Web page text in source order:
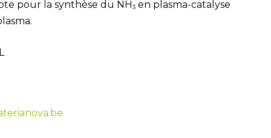
pour la synthèse du NH3en plasma-catalyse